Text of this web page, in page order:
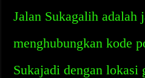
Jalan Sukagalih adalah
menghubungkan kode
Sukajadi dengan lokasi